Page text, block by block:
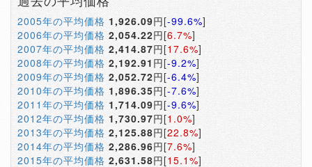
2005年の平均価格 1,926.09円[-99.6%]
2006年の平均価格 2,054.22円[6.7%]
2007年の平均価格 2,414.87円[17.6%]
2008年の平均価格 2,192.91 円[-9.2%]
2009年の平均価格 2,052.72円[-6.4%]
2010年の平均価格 1,896.35円[-7.6%]
2011年の平均価格 1,714.09円[-9.6%]
2012年の平均価格 1,730.97円[1.0%]
2013年の平均価格 2,125.88円[22.8%]
2014年の平均価格 2,286.96円[7.6%]
2015年の平均価格 2,631.58円[15.1%]